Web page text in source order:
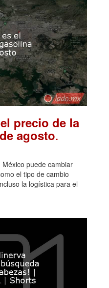
precio de la
agosto.
puede cambiar
el tipo de cambio
la logística para el